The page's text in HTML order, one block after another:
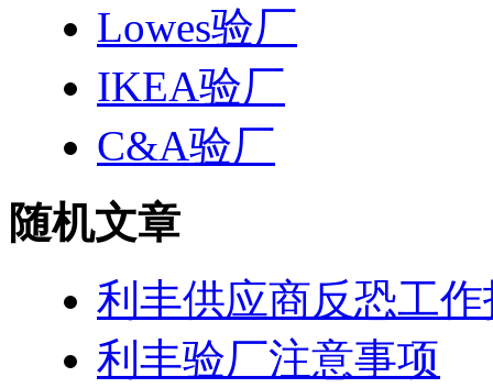
Lowes验厂
IKEA验厂
C&A验厂
随机文章
利丰供应商反恐工
利丰验厂注意事项